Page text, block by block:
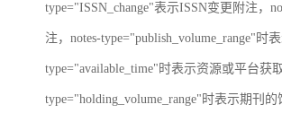
type="ISSN_change"表示ISSN变更附注，
注，notes-type="publish_volume_range"
type="available_time"时表示资源或平台获
type="holding_volume_range"时表示期刊